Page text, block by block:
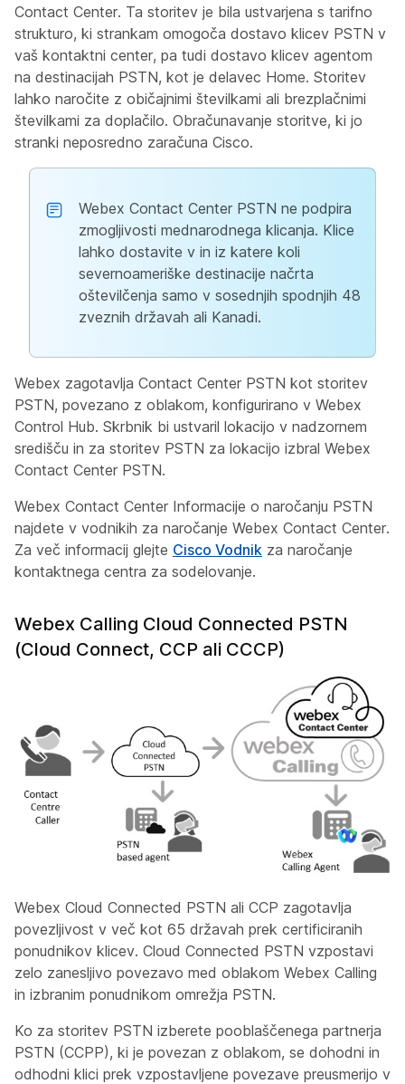
Contact Center. Ta storitev je bila ustvarjena s tarifno
strukturo, ki strankam omogoča dostavo klicev PSTN v
vaš kontaktni center, pa tudi dostavo klicev agentom
na destinacijah PSTN, kot je delavec Home. Storitev
lahko naročite z običajnimi številkami ali brezplačnimi
številkami za doplačilo. Obračunavanje storitve, ki jo
stranki neposredno zaračuna Cisco.
Webex Contact Center PSTN ne podpira
zmogljivosti mednarodnega klicanja. Klice
lahko dostavite v in iz katere koli
severnoameriške destinacije načrta
oštevilčenja samo v sosednjih spodnjih 48
zveznih državah ali Kanadi.
Webex zagotavlja Contact Center PSTN kot storitev
PSTN, povezano z oblakom, konfigurirano v Webex
Control Hub. Skrbnik bi ustvaril lokacijo v nadzornem
središču in za storitev PSTN za lokacijo izbral Webex
Contact Center PSTN.
Webex Contact Center Informacije o naročanju PSTN
najdete v vodnikih za naročanje Webex Contact Center.
Za več informacij glejte Cisco Vodnik za naročanje
kontaktnega centra za sodelovanje.
Webex Calling Cloud Connected PSTN
(Cloud Connect, CCP ali CCCP)
Webex Cloud Connected PSTN ali CCP zagotavlja
povezljivost v več kot 65 državah prek certificiranih
ponudnikov klicev. Cloud Connected PSTN vzpostavi
zelo zanesljivo povezavo med oblakom Webex Calling
in izbranim ponudnikom omrežja PSTN.
Ko za storitev PSTN izberete pooblaščenega partnerja
PSTN (CCPP), ki je povezan z oblakom, se dohodni in
odhodni klici prek vzpostavljene povezave preusmerijo v